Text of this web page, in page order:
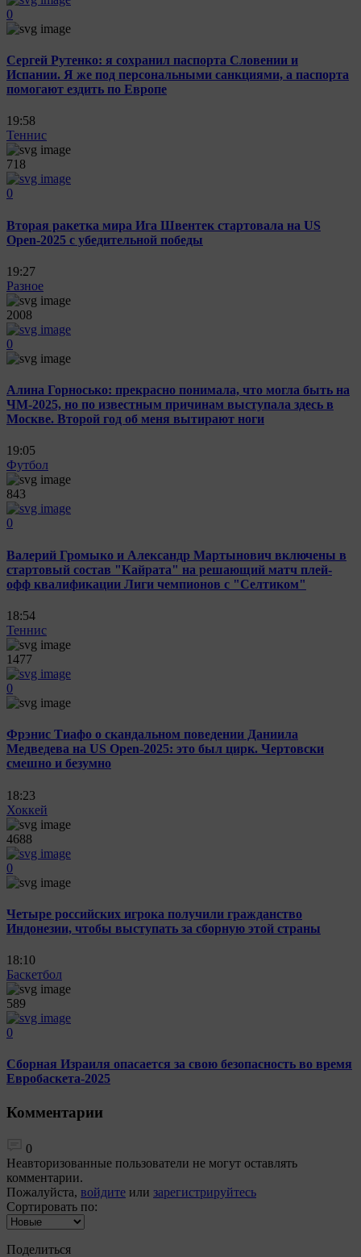
0
Сергей Рутенко: я сохранил паспорта Словении и
Испании. Я же под персональными санкциями, а паспорта
помогают ездить по Европе
19:58
Теннис
718
0
Вторая ракетка мира Ига Швентек стартовала на US
Open-2025 с убедительной победы
19:27
Разное
2008
0
Алина Горносько: прекрасно понимала, что могла быть на
ЧМ-2025, но по известным причинам выступала здесь в
Москве. Второй год об меня вытирают ноги
19:05
Футбол
843
0
Валерий Громыко и Александр Мартынович включены в
стартовый состав "Кайрата" на решающий матч плей-
офф квалификации Лиги чемпионов с "Селтиком"
18:54
Теннис
1477
0
Фрэнис Тиафо о скандальном поведении Даниила
Медведева на US Open-2025: это был цирк. Чертовски
смешно и безумно
18:23
Хоккей
4688
0
Четыре российских игрока получили гражданство
Индонезии, чтобы выступать за сборную этой страны
18:10
Баскетбол
589
0
Сборная Израиля опасается за свою безопасность во время
Евробаскета-2025
Комментарии
0
Неавторизованные пользователи не могут оставлять
комментарии.
Пожалуйста, войдите или зарегистрируйтесь
Сортировать по:
Поделиться